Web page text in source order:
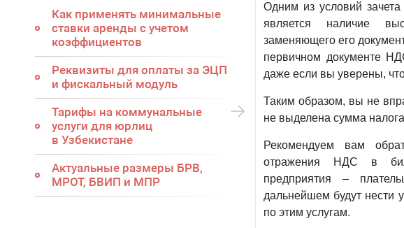
Как применять минимальные
ставки аренды с учетом
коэффициентов
Реквизиты для оплаты за ЭЦП
и фискальный модуль
Тарифы на коммунальные
услуги для юрлиц
в Узбекистане
Актуальные размеры БРВ,
МРОТ, БВИП и МПР
Одним из условий
является наличие
заменяющего его
первичном документе
даже если вы уверены,
Таким образом, вы не
не выделена сумма
Рекомендуем вам
отражения НДС в
предприятия –
дальнейшем будут нести
по этим услугам.